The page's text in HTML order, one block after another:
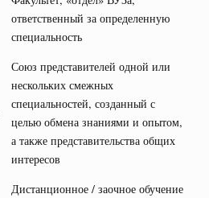
ответственный за определенную
специальность
Союз представителей одной или
нескольких смежных
специальностей, созданный с
целью обмена знаниями и опытом,
а также представительства общих
интересов
Дистанционное / заочное обучение